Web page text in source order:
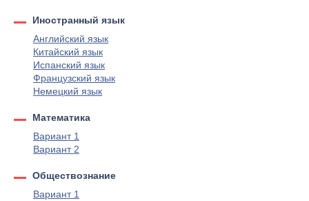
Иностранный язык
Английский язык
Китайский язык
Испанский язык
Французский язык
Немецкий язык
Математика
Вариант 1
Вариант 2
Обществознание
Вариант 1